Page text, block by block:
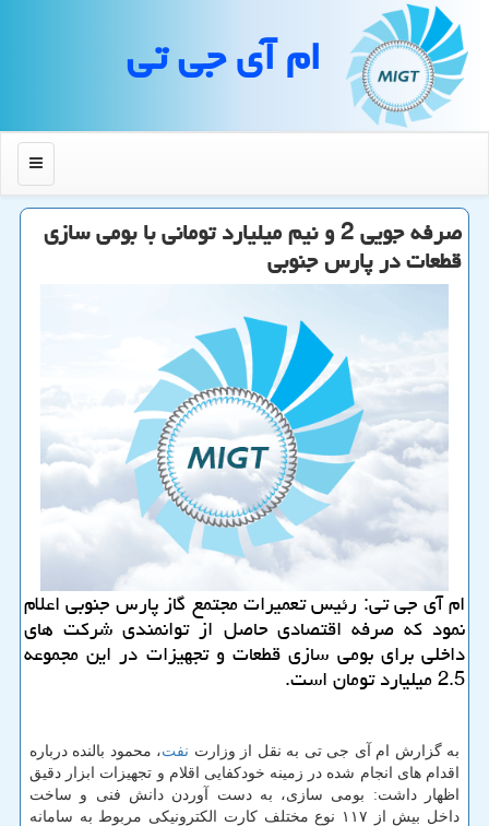
ام آی جی تی
منو
صرفه جویی 2 و نیم میلیارد تومانی با بومی سازی
قطعات در پارس جنوبی
ام آی جی تی: رئیس تعمیرات مجتمع گاز پارس جنوبی اعلام
نمود كه صرفه اقتصادی حاصل از توانمندی شركت های
داخلی برای بومی سازی قطعات و تجهیزات در این مجموعه
2.5 میلیارد تومان است.
به گزارش ام آی جی تی به نقل از وزارت نفت، محمود بالنده درباره
اقدام های انجام شده در زمینه خودکفایی اقلام و تجهیزات ابزار دقیق
اظهار داشت: بومی سازی، به دست آوردن دانش فنی و ساخت
داخل بیش از ۱۱۷ نوع مختلف کارت الکترونیکی مربوط به سامانه